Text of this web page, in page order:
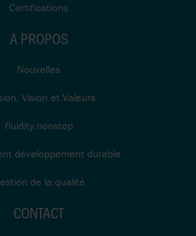
Certifications
A PROPOS
Nouvelles
Vision et Valeurs
fluidity.nonstop
développement durable
de la qualité
CONTACT